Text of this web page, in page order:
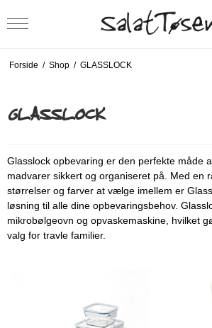
Forside / Shop / GLASSLOCK
GLASSLOCK
Glasslock opbevaring er den perfekte måde
madvarer sikkert og organiseret på. Med en
størrelser og farver at vælge imellem er
løsning til alle dine opbevaringsbehov.
mikrobølgeovn og opvaskemaskine, hvilket
valg for travle familier.